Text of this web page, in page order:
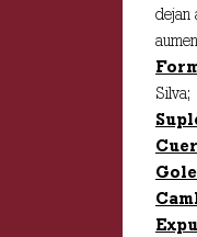
dejan
Silva;